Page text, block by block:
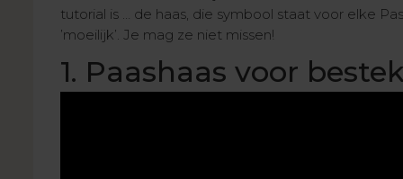
tutorial is … de haas, die symbool staat voor elke
’moeilijk’. Je mag ze niet missen!
1. Paashaas voor bestek